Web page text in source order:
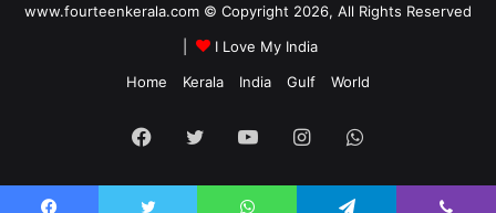
www.fourteenkerala.com © Copyright 2026, All Rights Reserved
I Love My India
Home
Kerala India Gulf World
Facebook
TwitterYouTubeInstagramWhatsApp